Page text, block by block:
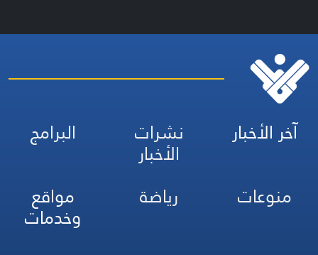
آخر الأخبار نشرات
الأخبار
البرامج
منوعات
رياضة مواقع
وخدمات